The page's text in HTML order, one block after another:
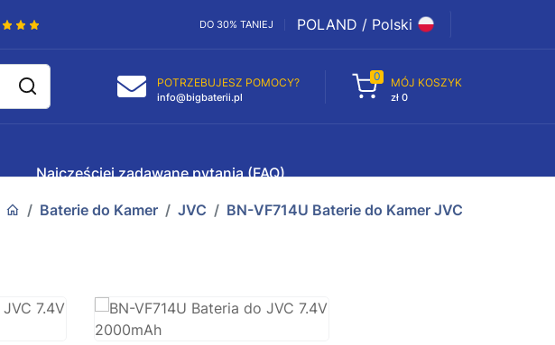
DO 30% TANIEJ POLAND / Polski
POTRZEBUJESZ POMOCY?
info@bigbaterii.pl
0 MÓJ KOSZYK
zł 0
Najczęściej zadawane pytania (FAQ)
Baterie do Kamer JVC BN-VF714U Baterie do Kamer JVC